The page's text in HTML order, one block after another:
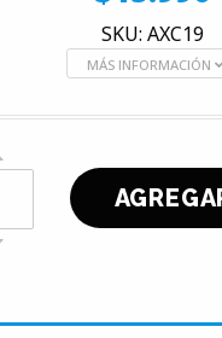
SKU: AXC19
MÁS INFORMACIÓN